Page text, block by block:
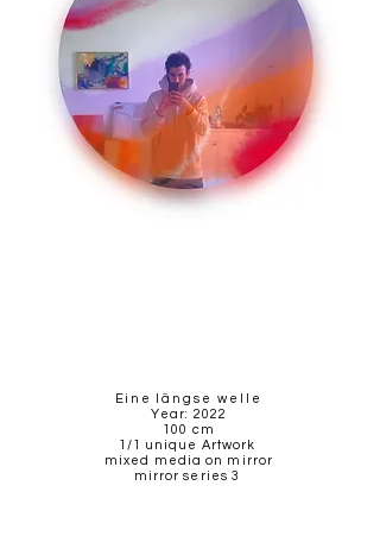
Eine l ängse welle
Year: 2022
100 cm
1/1 unique Artwork
mixed media on mirror
mirror series 3